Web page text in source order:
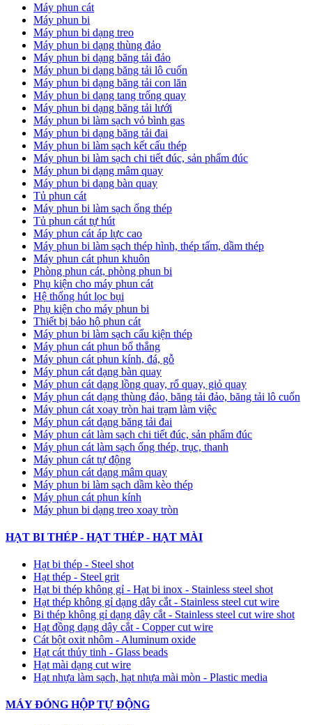
Máy phun cát
Máy phun bi
Máy phun bi dạng treo
Máy phun bi dạng thùng đảo
Máy phun bi dạng băng tải đảo
Máy phun bi dạng băng tải lô cuốn
Máy phun bi dạng băng tải con lăn
Máy phun bi dạng tang trống quay
Máy phun bi dạng băng tải lưới
Máy phun bi làm sạch vỏ bình gas
Máy phun bi dạng băng tải đai
Máy phun bi làm sạch kết cấu thép
Máy phun bi làm sạch chi tiết đúc, sản phẩm đúc
Máy phun bi dạng mâm quay
Máy phun bi dạng bàn quay
Tủ phun cát
Máy phun bi làm sạch ống thép
Tủ phun cát tự hút
Máy phun cát áp lực cao
Máy phun bi làm sạch thép hình, thép tấm, dầm thép
Máy phun cát phun khuôn
Phòng phun cát, phòng phun bi
Phụ kiện cho máy phun cát
Hệ thống hút lọc bụi
Phụ kiện cho máy phun bi
Thiết bị bảo hộ phun cát
Máy phun bi làm sạch cấu kiện thép
Máy phun cát phun bố thắng
Máy phun cát phun kính, đá, gỗ
Máy phun cát dạng bàn quay
Máy phun cát dạng lồng quay, rổ quay, giỏ quay
Máy phun cát dạng thùng đảo, băng tải đảo, băng tải lô cuốn
Máy phun cát xoay tròn hai trạm làm việc
Máy phun cát dạng băng tải đai
​Máy phun cát làm sạch chi tiết đúc, sản phẩm đúc
Máy phun cát làm sạch ống thép, trục, thanh
Máy phun cát tự động
​Máy phun cát dạng mâm quay
Máy phun bi làm sạch dầm kèo thép
Máy phun cát phun kính
Máy phun bi dạng treo xoay tròn
HẠT BI THÉP - HẠT THÉP - HẠT MÀI
Hạt bi thép - Steel shot
Hạt thép - Steel grit
Hạt bi thép không gỉ - Hạt bi inox - Stainless steel shot
Hạt thép không gỉ dạng dây cắt - Stainless steel cut wire
Bi thép không gỉ dạng dây cắt - Stainless steel cut wire shot
Hạt đồng dạng dây cắt - Copper cut wire
Cát bột oxit nhôm - Aluminum oxide
Hạt cát thủy tinh - Glass beads
Hạt mài dạng cut wire
Hạt nhựa làm sạch, hạt nhựa mài mòn - Plastic media
MÁY ĐÓNG HỘP TỰ ĐỘNG